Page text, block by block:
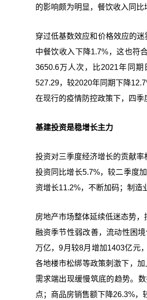
的影响颇为明显，餐饮收入同比
穿过低基数效应和价格效应的
中餐饮收入下降1.7%，这也符
3650.6万人次，比2021年同
527.29，较2020年同期下降
在现行的疫情防控政策下，四季
基建投资是稳增长主力
投资对三季度经济增长的贡献
投资同比增长5.7%，较二季度
资增长11.2%，不断加码；制造
房地产市场整体延续低迷态势
融资季节性弱改善，流动性困
万亿，9月较8月增加1403亿元
各地楼市松绑等政策刺激下，加
需求端出现缓慢筑底的趋势。
点；商品房销售额下降26.3%，